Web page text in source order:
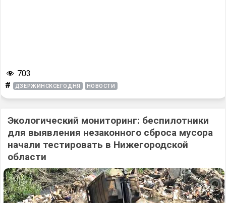
703
# ДЗЕРЖИНСКСЕГОДНЯ НОВОСТИ
Экологический мониторинг: беспилотники
для выявления незаконного сброса мусора
начали тестировать в Нижегородской
области